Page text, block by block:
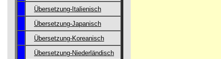
Übersetzung-Italienisch
Übersetzung-Japanisch
Übersetzung-Koreanisch
Übersetzung-Niederländisch